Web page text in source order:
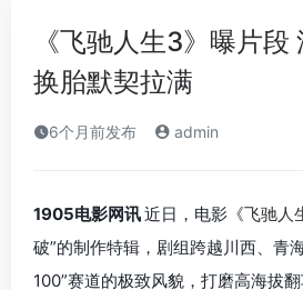
《飞驰人生3》曝片
换胎默契拉满
6个月前发布 admin
1905电影网讯近日，电影《飞驰人
破”的制作特辑，剧组跨越川西、青
100”赛道的极致风貌，打磨高海拔